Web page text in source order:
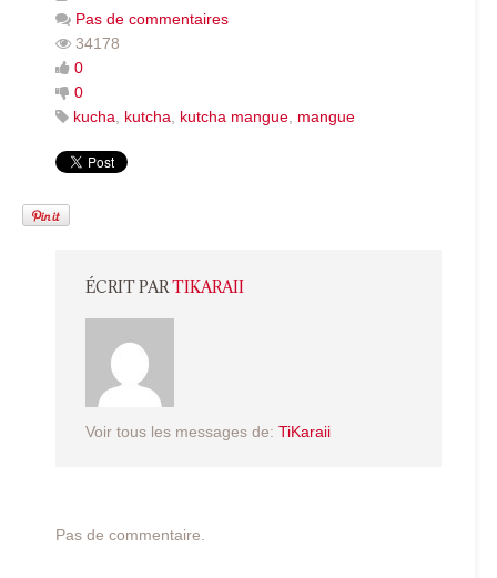
Pas de commentaires
34178
0
0
kucha, kutcha, kutcha mangue, mangue
ÉCRIT PARTIKARAII
Voir tous les messages de: TiKaraii
Pas de commentaire.